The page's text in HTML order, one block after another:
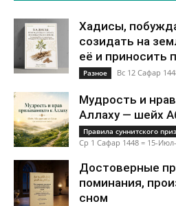
Хадисы,
созидать на
её и приносить
Разное Вс 12 Сафар
Мудрость и
Аллаху — шейх
Правила суннитского
Ср 1 Сафар 1448 = 15-
Достоверные
поминания,
сном